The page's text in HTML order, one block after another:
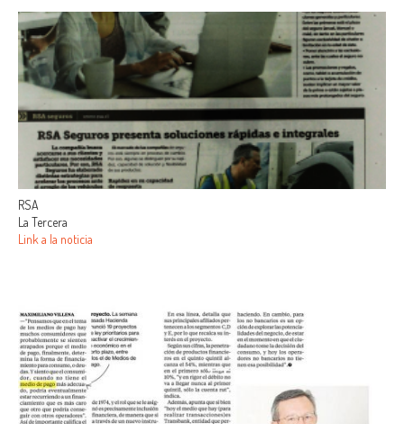
RSA
La Tercera
Link a la noticia